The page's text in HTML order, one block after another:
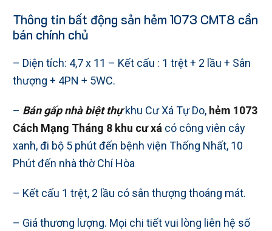
Thông tin bất động sản hẻm 1073 CMT8 cần
bán chính chủ
– Diện tích: 4,7 x 11 – Kết cấu : 1 trệt + 2 lầu + Sân
thượng + 4PN + 5WC.
– Bán gấp nhà biệt thựkhu Cư Xá Tự Do, hẻm 1073
Cách Mạng Tháng 8 khu cư xá có công viên cây
xanh, đi bộ 5 phút đến bệnh viện Thống Nhất, 10
Phút đến nhà thờ Chí Hòa
– Kết cấu 1 trệt, 2 lầu có sân thượng thoáng mát.
– Giá thương lượng. Mọi chi tiết vui lòng liên hệ số